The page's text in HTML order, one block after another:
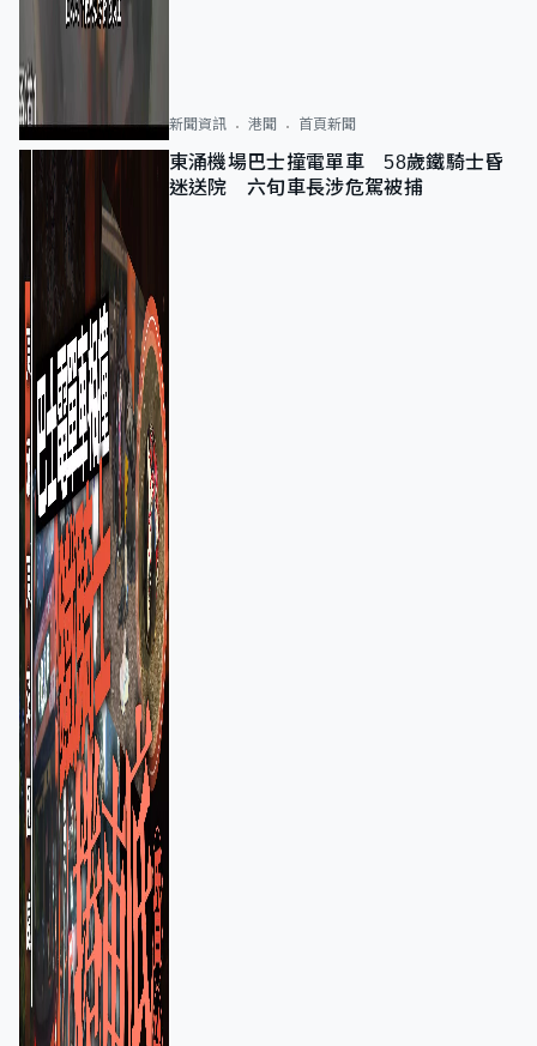
新聞資訊 港聞 首頁新聞
東涌機場巴士撞電單車 58歲鐵騎士昏
迷送院 六旬車長涉危駕被捕